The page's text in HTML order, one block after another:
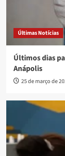
Últimas Notícias
Últimos dias
Anápolis
25 de março de